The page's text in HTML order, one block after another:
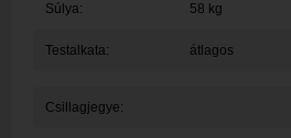
Súlya: 58 kg
Testalkata: átlagos
Csillagjegye: